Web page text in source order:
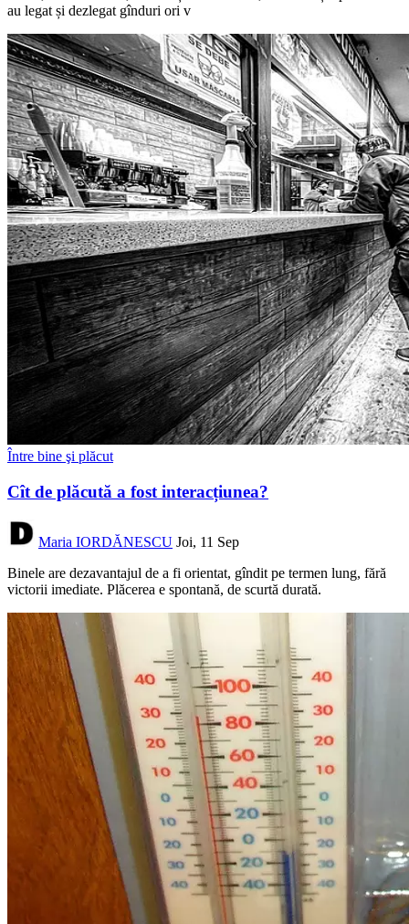
au legat și dezlegat gînduri ori v
Între bine şi plăcut
Cît de plăcută a fost interacțiunea?
Maria IORDĂNESCU Joi, 11 Sep
Binele are dezavantajul de a fi orientat, gîndit pe termen lung, fără
victorii imediate. Plăcerea e spontană, de scurtă durată.